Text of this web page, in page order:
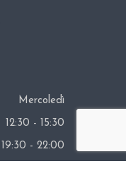
Mercoledì
12:30 - 15:30
19:30 - 22:00